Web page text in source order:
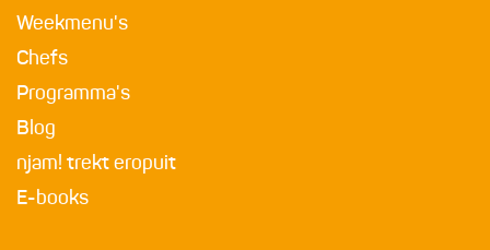
Weekmenu's
Chefs
Programma's
Blog
njam! trekt eropuit
E-books